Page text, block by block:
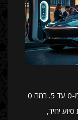
מסודרת לפי סקלת SAE מ-0 עד 5. רמה 0
כלל. רמה 1 כוללת סיוע יחיד,